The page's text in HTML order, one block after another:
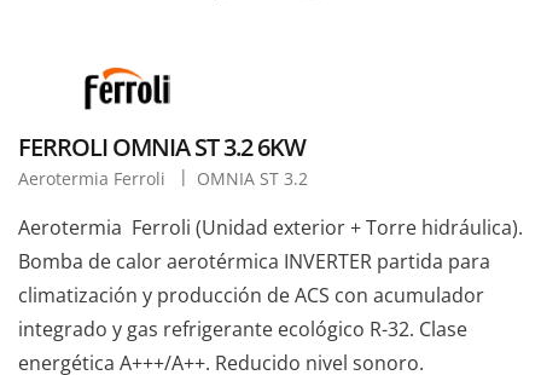
FERROLI OMNIA ST 3.2 6KW
Aerotermia Ferroli OMNIA ST 3.2
Aerotermia Ferroli (Unidad exterior + Torre hidráulica).
Bomba de calor aerotérmica INVERTER partida para
climatización y producción de ACS con acumulador
integrado y gas refrigerante ecológico R-32. Clase
energética A+++/A++. Reducido nivel sonoro.